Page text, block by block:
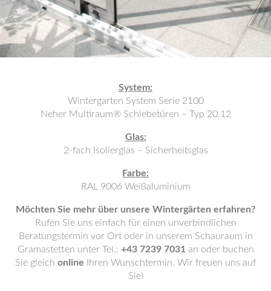
System:
Wintergarten System Serie 2100
Neher Multiraum® Schiebetüren – Typ 20.12
Glas:
2-fach Isolierglas – Sicherheitsglas
Farbe:
RAL 9006 Weißaluminium
Möchten Sie mehr über unsere Wintergärten erfahren?
Rufen Sie uns einfach für einen unverbindlichen
Beratungstermin vor Ort oder in unserem Schauraum in
Gramastetten unter Tel.: +43 7239 7031 an oder buchen
Sie gleich online Ihren Wunschtermin. Wir freuen uns auf
Sie!